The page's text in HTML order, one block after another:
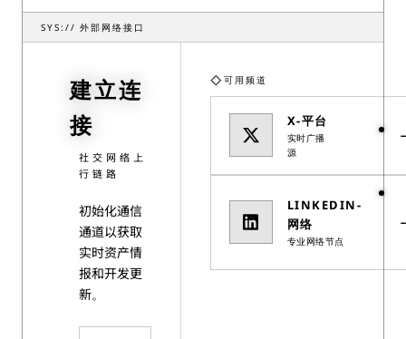
SYS:// 外部网络接口
▶
建立连
接
社交网络上
行链路
初始化通信
通道以获取
实时资产情
报和开发更
新。
◇ 可用频道
X-平台
实时广播
源
LINKEDIN-
网络
专业网络节点